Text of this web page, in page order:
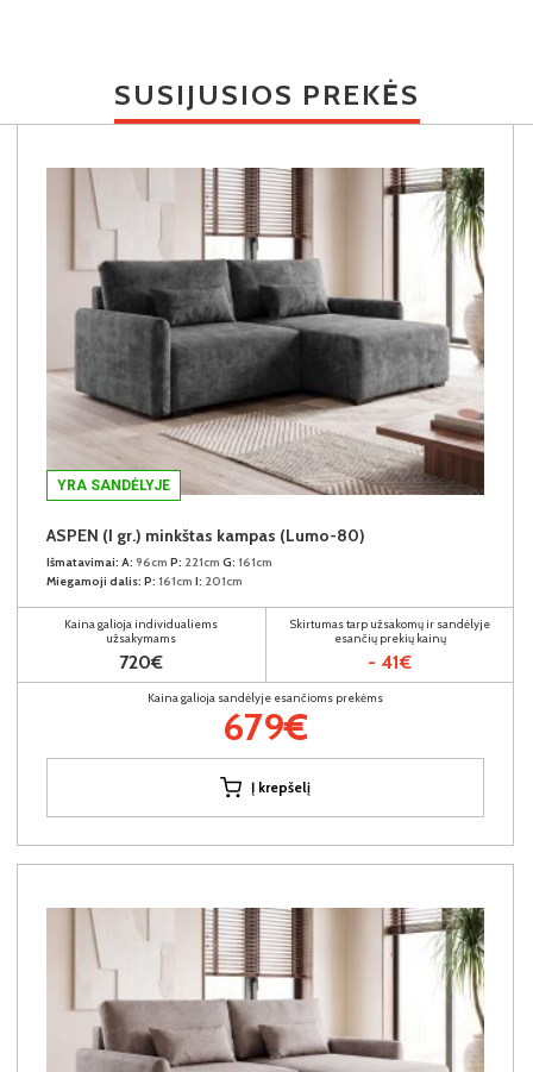
SUSIJUSIOS PREKĖS
YRA SANDĖLYJE
ASPEN (I gr.) minkštas kampas (Lumo-80)
Išmatavimai: A: 96cm P: 221cm G: 161cm
Miegamoji dalis: P: 161cm I: 201cm
Kaina galioja individualiems
užsakymams
720€
Skirtumas tarp užsakomų ir sandėlyje
esančių prekių kainų
- 41€
Kaina galioja sandėlyje esančioms prekėms
679€
Į krepšelį